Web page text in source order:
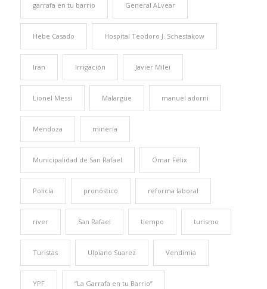
garrafa en tu barrio General ALvear
Hebe Casado Hospital Teodoro J. Schestakow
Iran Irrigación Javier Milei
Lionel Messi Malargüe manuel adorni
Mendoza minería
Municipalidad de San Rafael Omar Félix
Policía pronóstico reforma laboral
river San Rafael tiempo turismo
Turistas Ulpiano Suarez Vendimia
YPF “La Garrafa en tu Barrio”